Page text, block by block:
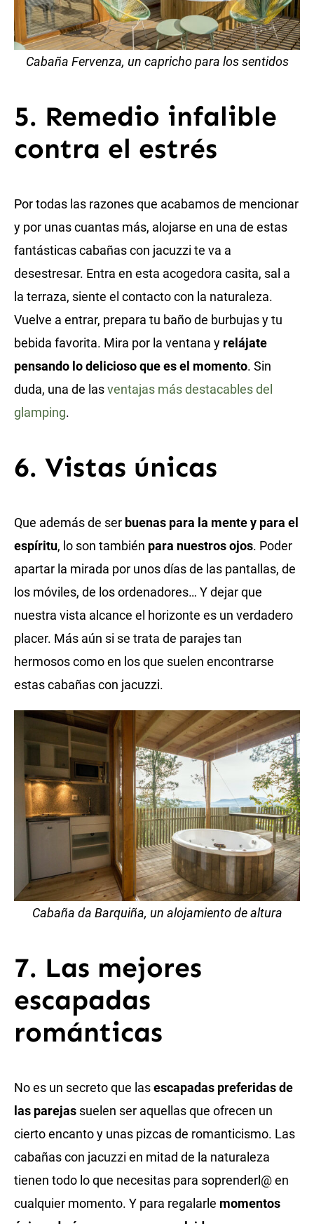
Cabaña Fervenza, un capricho para los sentidos
5. Remedio infalible
contra el estrés
Por todas las razones que acabamos de mencionar
y por unas cuantas más, alojarse en una de estas
fantásticas cabañas con jacuzzi te va a
desestresar. Entra en esta acogedora casita, sal a
la terraza, siente el contacto con la naturaleza.
Vuelve a entrar, prepara tu baño de burbujas y tu
bebida favorita. Mira por la ventana y relájate
pensando lo delicioso que es el momento. Sin
duda, una de lasventajas más destacables del
glamping.
6. Vistas únicas
Que además de ser buenas para la mente y para el
espíritu, lo son también para nuestros ojos. Poder
apartar la mirada por unos días de las pantallas, de
los móviles, de los ordenadores… Y dejar que
nuestra vista alcance el horizonte es un verdadero
placer. Más aún si se trata de parajes tan
hermosos como en los que suelen encontrarse
estas cabañas con jacuzzi.
Cabaña da Barquiña, un alojamiento de altura
7. Las mejores
escapadas
románticas
No es un secreto que lasescapadas preferidas de
las parejas suelen ser aquellas que ofrecen un
cierto encanto y unas pizcas de romanticismo. Las
cabañas con jacuzzi en mitad de la naturaleza
tienen todo lo que necesitas para soprenderl@ en
cualquier momento. Y para regalarle momentos